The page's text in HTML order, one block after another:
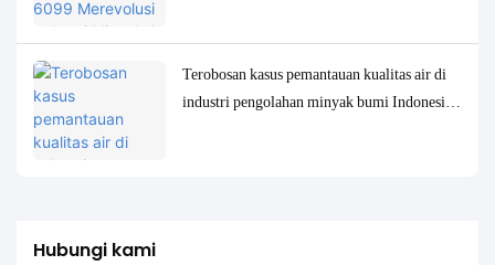
Terobosan kasus pemantauan kualitas air di
industri pengolahan minyak bumi Indonesia:
Hubungi kami